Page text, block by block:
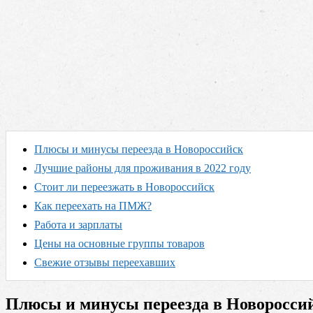
Плюсы и минусы переезда в Новороссийск
Лучшие районы для проживания в 2022 году
Стоит ли переезжать в Новороссийск
Как переехать на ПМЖ?
Работа и зарплаты
Цены на основные группы товаров
Свежие отзывы переехавших
Плюсы и минусы переезда в